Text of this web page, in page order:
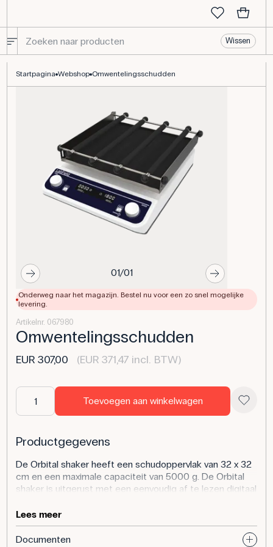
Wissen
Startpagina Webshop Omwentelingsschudden
01/01
Onderweg naar het magazijn. Bestel nu voor een zo snel mogelijke
levering.
Artikelnr. 067980
Omwentelingsschudden
EUR 307,00 (EUR 371,47 incl. BTW)
Toevoegen aan winkelwagen
Productgegevens
De Orbital shaker heeft een schudoppervlak van 32 x 32
cm en een maximale capaciteit van 5000 g. De Orbital
shaker is uitgerust met een eenvoudig af te lezen digitaal
worden ingesteld. De schudtijd kan worden ingesteld
tussen 1 min en 23 uur en 59 minuten, terwijl de
schudsnelheid tussen 40-200 tpm ligt. Beide
Lees meer
Documenten